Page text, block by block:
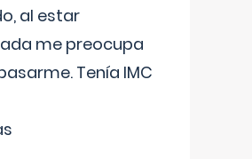
al estar
me preocupa
Tenía IMC